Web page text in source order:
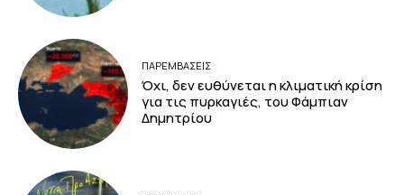
ΠΑΡΕΜΒΑΣΕΙΣ
Όχι, δεν ευθύνεται η κλιματική κρίση
για τις πυρκαγιές, του Φάμπιαν
Δημητρίου